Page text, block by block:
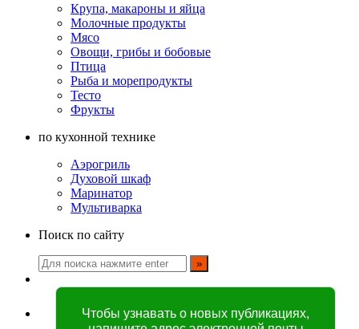
Крупа, макароны и яйца
Молочные продукты
Мясо
Овощи, грибы и бобовые
Птица
Рыба и морепродукты
Тесто
Фрукты
по кухонной технике
Аэрогриль
Духовой шкаф
Маринатор
Мультиварка
Поиск по сайту
Чтобы узнавать о новых публикациях,